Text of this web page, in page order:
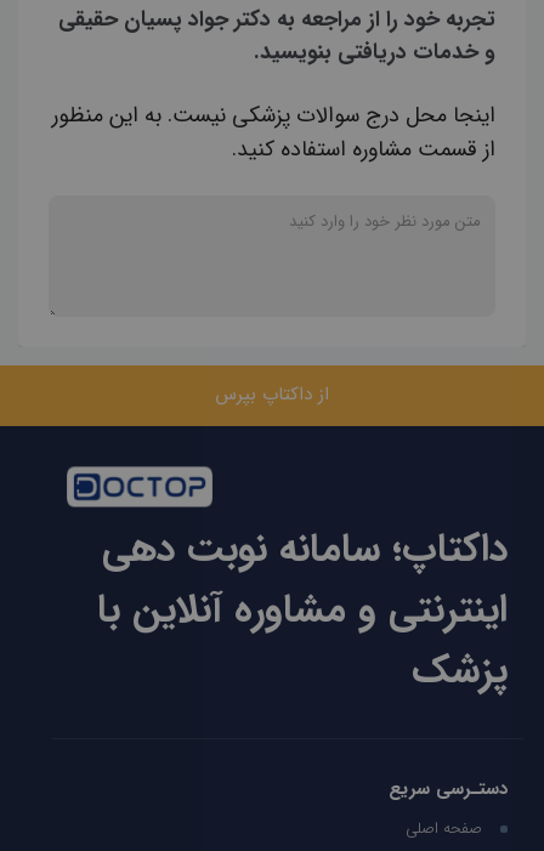
تجربه خود را از مراجعه به دکتر جواد پسیان حقیقی
و خدمات دریافتی بنویسید.
اینجا محل درج سوالات پزشکی نیست. به این منظور
از قسمت مشاوره استفاده کنید.
از داکتاپ بپرس
داکتاپ؛ سامانه نوبت دهی
اینترنتی و مشاوره آنلاین با
پزشک
دستـرسی سریع
صفحه اصلی